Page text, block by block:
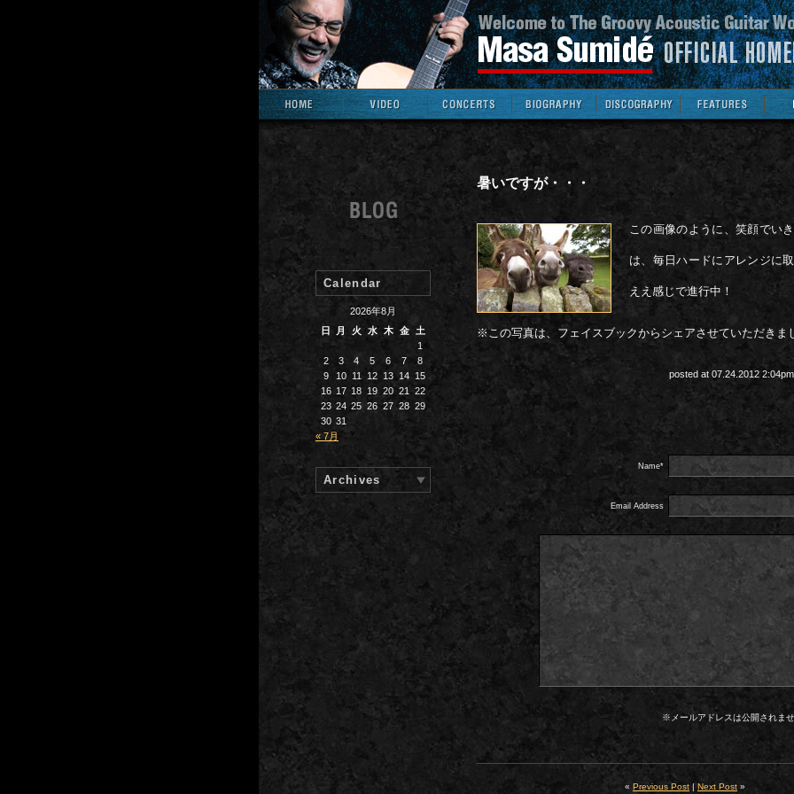
暑いですが・・・
この画像のように、笑顔でい
は、毎日ハードにアレンジに
ええ感じで進行中！
※この写真は、フェイスブックからシェアさせていただきま
posted at 07.24.2012
Name*
Email Address
※メールアドレスは公開され
« Previous Post| Next Post »
Calendar
2026年8月
日
月 火 水 木 金
土
1
2
3 4 5 6 7
8
9
10 11 12 13 14 15
16 17 18 19 20 21
22
23 24 25 26 27 28 29
30 31
« 7月
Archives